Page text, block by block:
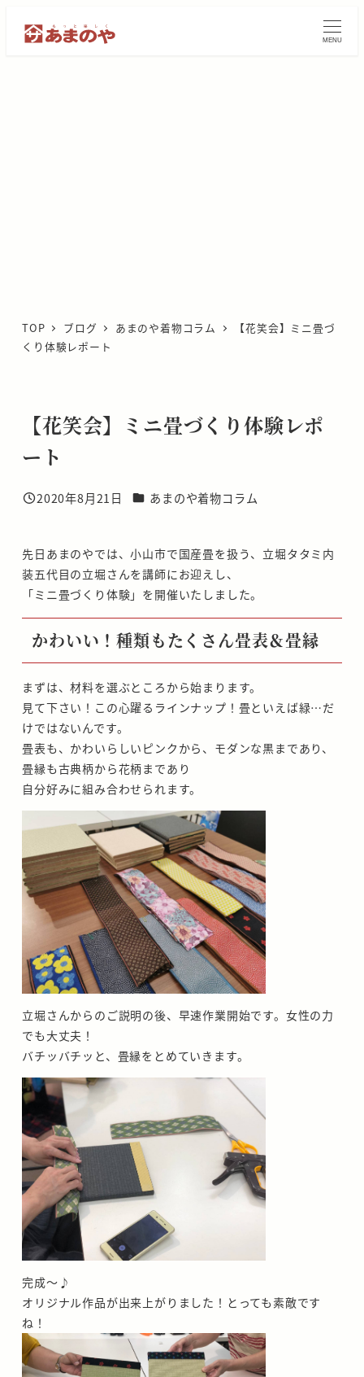
MENU
TOP ブログ あまのや着物コラム
【花笑会】ミニ畳づ
くり体験レポート
【花笑会】ミニ畳づくり体験レポ
ート
投稿日
2020年8月21日 カテゴリー
あまのや着物コラム
先日あまのやでは、小山市で国産畳を扱う、立堀タタミ内
装五代目の立堀さんを講師にお迎えし、
「ミニ畳づくり体験」を開催いたしました。
かわいい！種類もたくさん畳表＆畳縁
まずは、材料を選ぶところから始まります。
見て下さい！この心躍るラインナップ！畳といえば緑…だ
けではないんです。
畳表も、かわいらしいピンクから、モダンな黒まであり、
畳縁も古典柄から花柄まであり
自分好みに組み合わせられます。
立堀さんからのご説明の後、早速作業開始です。女性の力
でも大丈夫！
バチッバチッと、畳縁をとめていきます。
完成～♪
オリジナル作品が出来上がりました！とっても素敵です
ね！